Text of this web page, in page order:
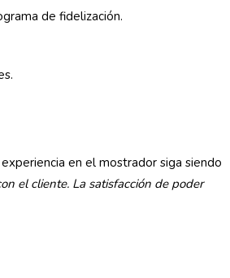
de fidelización.
en el mostrador siga siendo
el cliente. La satisfacción de poder